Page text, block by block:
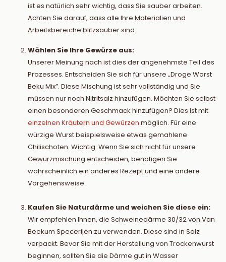
ist es natürlich sehr wichtig, dass Sie sauber arbeiten.
Achten Sie darauf, dass alle Ihre Materialien und
Arbeitsbereiche blitzsauber sind.
Wählen Sie Ihre Gewürze aus:
Unserer Meinung nach ist dies der angenehmste Teil des
Prozesses. Entscheiden Sie sich für unsere „Droge Worst
Beku Mix”. Diese Mischung ist sehr vollständig und Sie
müssen nur noch Nitritsalz hinzufügen. Möchten Sie selbst
einen besonderen Geschmack hinzufügen? Dies ist mit
einzelnen Kräutern und Gewürzen möglich. Für eine
würzige Wurst beispielsweise etwas gemahlene
Chilischoten. Wichtig: Wenn Sie sich nicht für unsere
Gewürzmischung entscheiden, benötigen Sie
wahrscheinlich ein anderes Rezept und eine andere
Vorgehensweise.
Kaufen Sie Naturdärme und weichen Sie diese ein:
Wir empfehlen Ihnen, die Schweinedärme 30/32 von Van
Beekum Specerijen zu verwenden. Diese sind in Salz
verpackt. Bevor Sie mit der Herstellung von Trockenwurst
beginnen, sollten Sie die Därme gut in Wasser